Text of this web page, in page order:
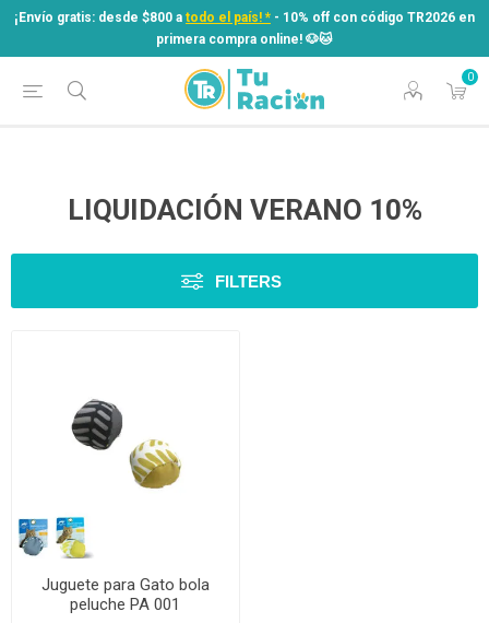
¡Envío gratis: desde $800 a todo el país! * - 10% off con código TR2026 en
primera compra online! ​🐶​🐱
0
¡Envío gratis: desde $800 atodo el país! *
- 10% off con código TR2026 en
primera compra online! ​🐶​🐱
LIQUIDACIÓN VERANO 10%
FILTERS
Juguete para Gato bola
peluche PA 001